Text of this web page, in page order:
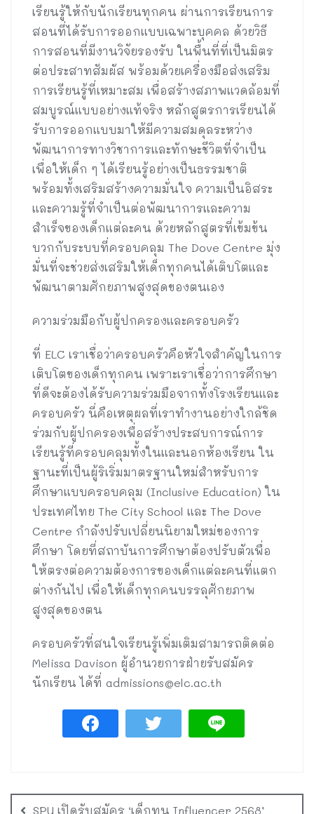
เรียนรู้ให้กับนักเรียนทุกคน ผ่านการเรียนการ
สอนที่ได้รับการออกแบบเฉพาะบุคคล ด้วยวิธี
การสอนที่มีงานวิจัยรองรับ ในพื้นที่ที่เป็นมิตร
ต่อประสาทสัมผัส พร้อมด้วยเครื่องมือส่งเสริม
การเรียนรู้ที่เหมาะสม เพื่อสร้างสภาพแวดล้อมที่
สมบูรณ์แบบอย่างแท้จริง หลักสูตรการเรียนได้
รับการออกแบบมาให้มีความสมดุลระหว่าง
พัฒนาการทางวิชาการและทักษะชีวิตที่จำเป็น
เพื่อให้เด็ก ๆ ได้เรียนรู้อย่างเป็นธรรมชาติ
พร้อมทั้งเสริมสร้างความมั่นใจ ความเป็นอิสระ
และความรู้ที่จำเป็นต่อพัฒนาการและความ
สำเร็จของเด็กแต่ละคน ด้วยหลักสูตรที่เข้มข้น
บวกกับระบบที่ครอบคลุม The Dove Centre มุ่ง
มั่นที่จะช่วยส่งเสริมให้เด็กทุกคนได้เติบโตและ
พัฒนาตามศักยภาพสูงสุดของตนเอง
ความร่วมมือกับผู้ปกครองและครอบครัว
ที่ ELC เราเชื่อว่าครอบครัวคือหัวใจสำคัญในการ
เติบโตของเด็กทุกคน เพราะเราเชื่อว่าการศึกษา
ที่ดีจะต้องได้รับความร่วมมือจากทั้งโรงเรียนและ
ครอบครัว นี่คือเหตุผลที่เราทำงานอย่างใกล้ชิด
ร่วมกับผู้ปกครองเพื่อสร้างประสบการณ์การ
เรียนรู้ที่ครอบคลุมทั้งในและนอกห้องเรียน ใน
ฐานะที่เป็นผู้ริเริ่มมาตรฐานใหม่สำหรับการ
ศึกษาแบบครอบคลุม (Inclusive Education) ใน
ประเทศไทย The City School และ The Dove
Centre กำลังปรับเปลี่ยนนิยามใหม่ของการ
ศึกษา โดยที่สถาบันการศึกษาต้องปรับตัวเพื่อ
ให้ตรงต่อความต้องการของเด็กแต่ละคนที่แตก
ต่างกันไป เพื่อให้เด็กทุกคนบรรลุศักยภาพ
สูงสุดของตน
ครอบครัวที่สนใจเรียนรู้เพิ่มเติมสามารถติดต่อ
Melissa Davison ผู้อำนวยการฝ่ายรับสมัคร
นักเรียน ได้ที่ admissions@elc.ac.th
SPU เปิดรับสมัคร ‘เด็กทุน Influencer 2568’